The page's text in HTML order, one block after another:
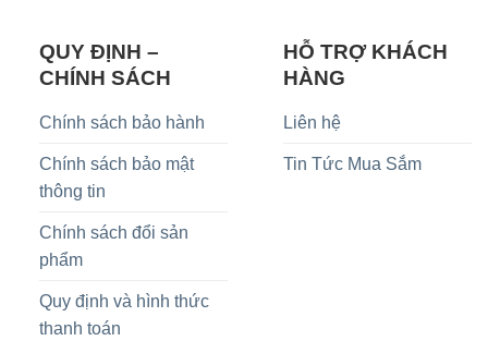
QUY ĐỊNH –
CHÍNH SÁCH
Chính sách bảo hành
Chính sách bảo mật
thông tin
Chính sách đổi sản
phẩm
Quy định và hình thức
thanh toán
HỖ TRỢ KHÁCH
HÀNG
Liên hệ
Tin Tức Mua Sắm